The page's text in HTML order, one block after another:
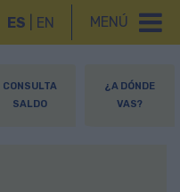
MENÚ
ES EN
CONSULTA
SALDO
¿A DÓNDE
VAS?